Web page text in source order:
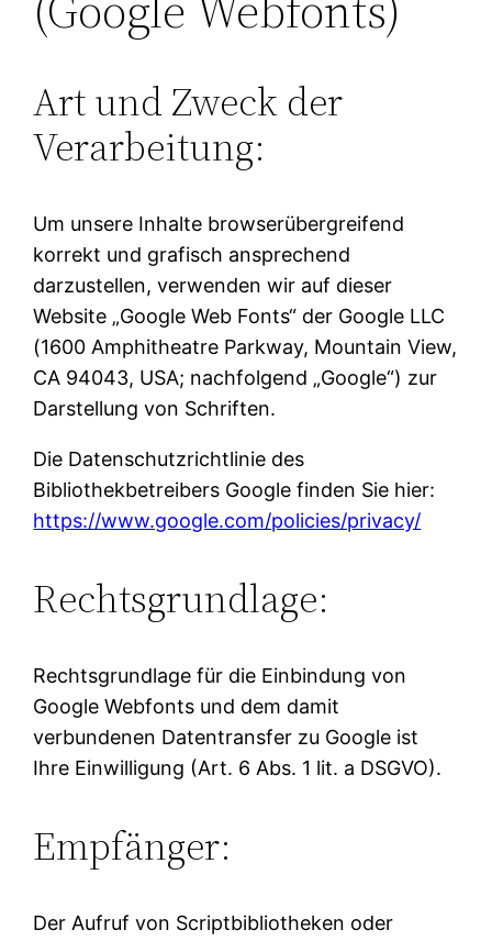
Art und Zweck der
Verarbeitung:
Um unsere Inhalte browserübergreifend
korrekt und grafisch ansprechend
darzustellen, verwenden wir auf dieser
Website „Google Web Fonts“ der Google LLC
(1600 Amphitheatre Parkway, Mountain View,
CA 94043, USA; nachfolgend „Google“) zur
Darstellung von Schriften.
Die Datenschutzrichtlinie des
Bibliothekbetreibers Google finden Sie hier:
https://www.google.com/policies/privacy/
Rechtsgrundlage:
Rechtsgrundlage für die Einbindung von
Google Webfonts und dem damit
verbundenen Datentransfer zu Google ist
Ihre Einwilligung (Art. 6 Abs. 1 lit. a DSGVO).
Empfänger:
Der Aufruf von Scriptbibliotheken oder